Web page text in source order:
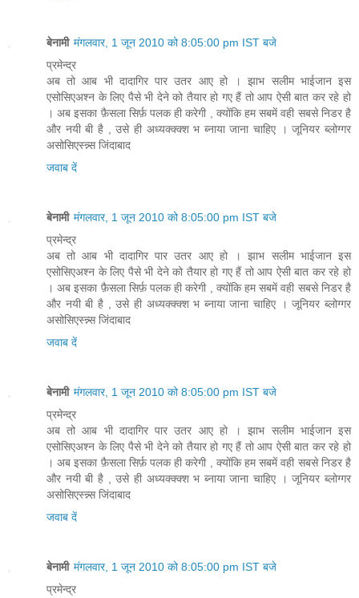
बेनामी मंगलवार, 1 जून 2010 को 8:05:00 pm IST बजे
प्रमेन्द्र
अब तो आब भी दादागिर पार उतर आए हो । झाभ सलीम भाईजान इस
एसोसिएअश्न के लिए पैसे भी देने को तैयार हो गए हैं तो आप ऐसी बात कर रहे हो
। अब इसका फ़ैसला सिर्फ़ पलक ही करेगी , क्योंकि हम सबमें वही सबसे निडर है
और नयी बी है , उसे ही अध्यक्क्क्श भ ब्नाया जाना चाहिए । जूनियर ब्लोग्गर
असोसिएस्न्न्स जिंदाबाद
जवाब दें
बेनामी मंगलवार, 1 जून 2010 को 8:05:00 pm IST बजे
प्रमेन्द्र
अब तो आब भी दादागिर पार उतर आए हो । झाभ सलीम भाईजान इस
एसोसिएअश्न के लिए पैसे भी देने को तैयार हो गए हैं तो आप ऐसी बात कर रहे हो
। अब इसका फ़ैसला सिर्फ़ पलक ही करेगी , क्योंकि हम सबमें वही सबसे निडर है
और नयी बी है , उसे ही अध्यक्क्क्श भ ब्नाया जाना चाहिए । जूनियर ब्लोग्गर
असोसिएस्न्न्स जिंदाबाद
जवाब दें
बेनामी मंगलवार, 1 जून 2010 को 8:05:00 pm IST बजे
प्रमेन्द्र
अब तो आब भी दादागिर पार उतर आए हो । झाभ सलीम भाईजान इस
एसोसिएअश्न के लिए पैसे भी देने को तैयार हो गए हैं तो आप ऐसी बात कर रहे हो
। अब इसका फ़ैसला सिर्फ़ पलक ही करेगी , क्योंकि हम सबमें वही सबसे निडर है
और नयी बी है , उसे ही अध्यक्क्क्श भ ब्नाया जाना चाहिए । जूनियर ब्लोग्गर
असोसिएस्न्न्स जिंदाबाद
जवाब दें
बेनामी मंगलवार, 1 जून 2010 को 8:05:00 pm IST बजे
प्रमेन्द्र